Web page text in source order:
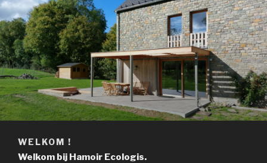
WELKOM !
Welkom bij Hamoir Ecologis.